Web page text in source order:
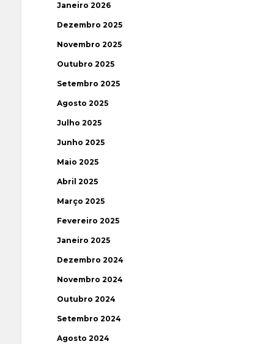
Janeiro 2026
Dezembro 2025
Novembro 2025
Outubro 2025
Setembro 2025
Agosto 2025
Julho 2025
Junho 2025
Maio 2025
Abril 2025
Março 2025
Fevereiro 2025
Janeiro 2025
Dezembro 2024
Novembro 2024
Outubro 2024
Setembro 2024
Agosto 2024